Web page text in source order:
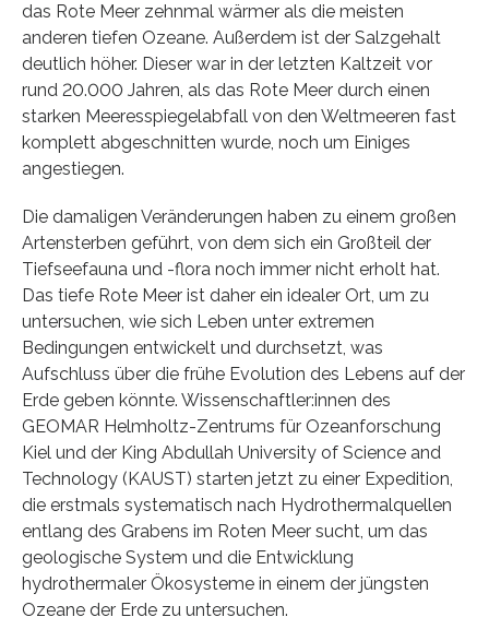
das Rote Meer zehnmal wärmer als die meisten
anderen tiefen Ozeane. Außerdem ist der Salzgehalt
deutlich höher. Dieser war in der letzten Kaltzeit vor
rund 20.000 Jahren, als das Rote Meer durch einen
starken Meeresspiegelabfall von den Weltmeeren fast
komplett abgeschnitten wurde, noch um Einiges
angestiegen.
Die damaligen Veränderungen haben zu einem großen
Artensterben geführt, von dem sich ein Großteil der
Tiefseefauna und -flora noch immer nicht erholt hat.
Das tiefe Rote Meer ist daher ein idealer Ort, um zu
untersuchen, wie sich Leben unter extremen
Bedingungen entwickelt und durchsetzt, was
Aufschluss über die frühe Evolution des Lebens auf der
Erde geben könnte. Wissenschaftler:innen des
GEOMAR Helmholtz-Zentrums für Ozeanforschung
Kiel und der King Abdullah University of Science and
Technology (KAUST) starten jetzt zu einer Expedition,
die erstmals systematisch nach Hydrothermalquellen
entlang des Grabens im Roten Meer sucht, um das
geologische System und die Entwicklung
hydrothermaler Ökosysteme in einem der jüngsten
Ozeane der Erde zu untersuchen.